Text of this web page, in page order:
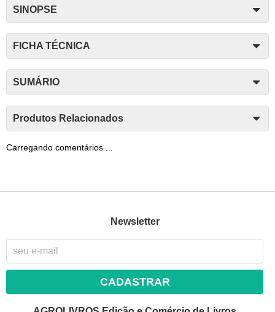
SINOPSE
FICHA TÉCNICA
SUMÁRIO
Produtos Relacionados
Carregando comentários ...
Newsletter
CADASTRAR